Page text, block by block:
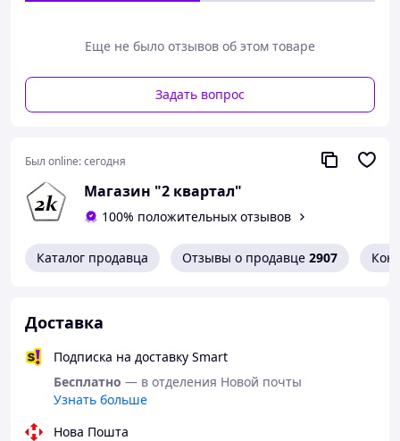
Еще не было отзывов об этом товаре
Задать вопрос
Был online:сегодня
Магазин "2 квартал"
100% положительных отзывов
Каталог продавца Отзывы о продавце 2907
Доставка
Подписка на доставку Smart
Бесплатно — в отделения Новой почты
Узнать больше
Нова Пошта